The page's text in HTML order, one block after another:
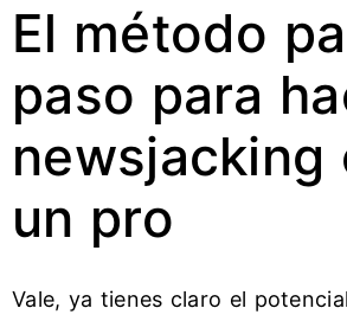
El método
paso para
newsjacking
un pro
Vale, ya tienes claro el